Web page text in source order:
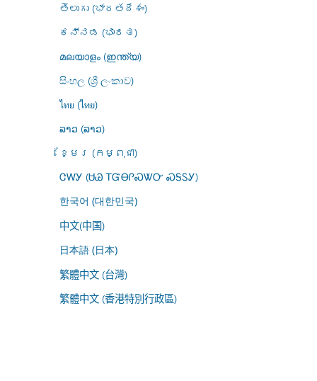
తెలుగు (భారతదేశం)
ಕನ್ನಡ (ಭಾರತ)
മലയാളം (ഇന്ത്യ)
සිංහල (ශ්‍රී ලංකාව)
ไทย (ไทย)
ລາວ (ລາວ)
ខ្មែរ (កម្ពុជា)
ᏣᎳᎩ (ᏌᏊ ᎢᏳᎾᎵᏍᏔᏅ ᏍᎦᏚᎩ)
한국어 (대한민국)
中文(中国)
日本語 (日本)
繁體中文 (台灣)
繁體中文 (香港特別行政區)